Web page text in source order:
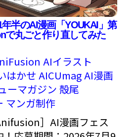
半のAI漫画「YOUKAI」第
で丸ごと作り直してみた
AIイラスト
はかせ AICUmagAI漫画
ーマガジン 殻尾
マンガ制作
］AI漫画フェス